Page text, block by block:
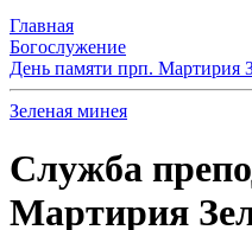
Главная
Богослужение
День памяти прп. Мартирия
Зеленая минея
Служба
Мартирия